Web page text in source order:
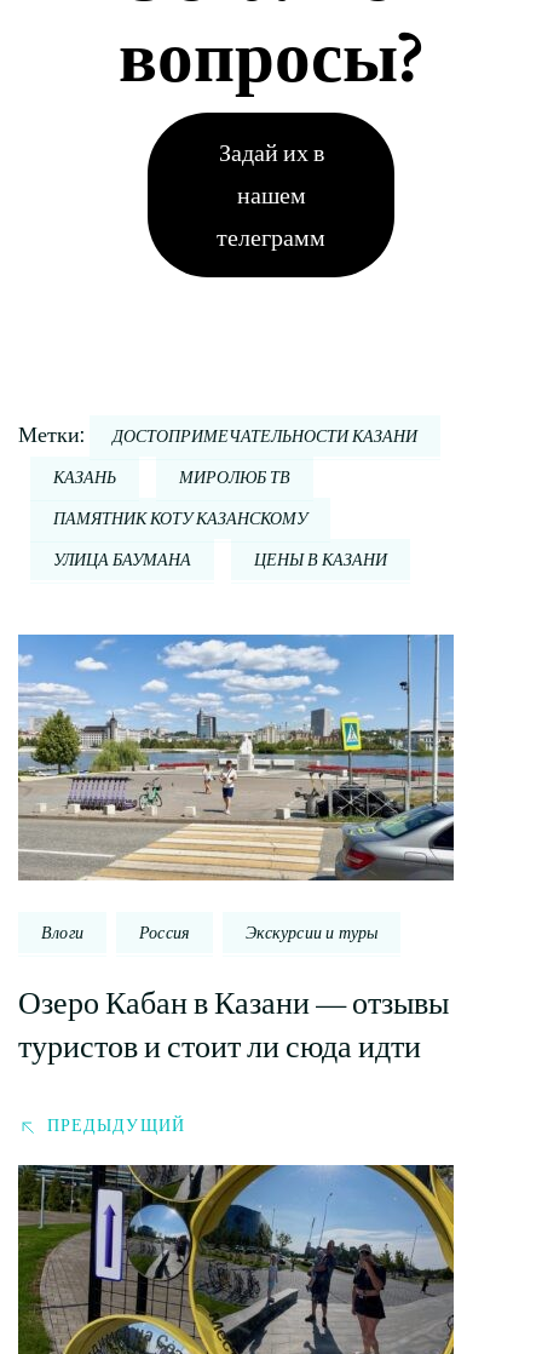
вопросы?
Задай их в
нашем
телеграмм
Метки: ДОСТОПРИМЕЧАТЕЛЬНОСТИ КАЗАНИ
КАЗАНЬ МИРОЛЮБ ТВ
ПАМЯТНИК КОТУ КАЗАНСКОМУ
УЛИЦА БАУМАНА ЦЕНЫ В КАЗАНИ
Навигация
по
записи
Влоги Россия Экскурсии и туры
Озеро Кабан в Казани — отзывы
туристов и стоит ли сюда идти
ПРЕДЫДУЩИЙ